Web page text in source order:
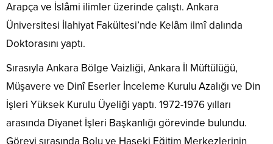
Arapça ve İslâmi ilimler üzerinde çalıştı. Ankara
Üniversitesi İlahiyat Fakültesi’nde Kelâm ilmî dalında
Doktorasını yaptı.
Sırasıyla Ankara Bölge Vaizliği, Ankara İl Müftülüğü,
Müşavere ve Dinî Eserler İnceleme Kurulu Azalığı ve Din
İşleri Yüksek Kurulu Üyeliği yaptı. 1972-1976 yılları
arasında Diyanet İşleri Başkanlığı görevinde bulundu.
Görevi sırasında Bolu ve Haseki Eğitim Merkezlerinin